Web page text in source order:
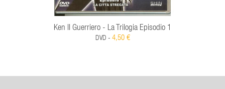
Ken Il Guerriero - La Trilogia Episodio 1
DVD - 4,50 €